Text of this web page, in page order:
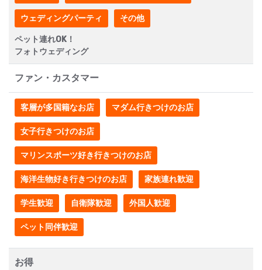
ウェディングパーティ その他
ペット連れOK！
フォトウェディング
ファン・カスタマー
客層が多国籍なお店 マダム行きつけのお店
女子行きつけのお店
マリンスポーツ好き行きつけのお店
海洋生物好き行きつけのお店 家族連れ歓迎
学生歓迎 自衛隊歓迎 外国人歓迎
ペット同伴歓迎
お得